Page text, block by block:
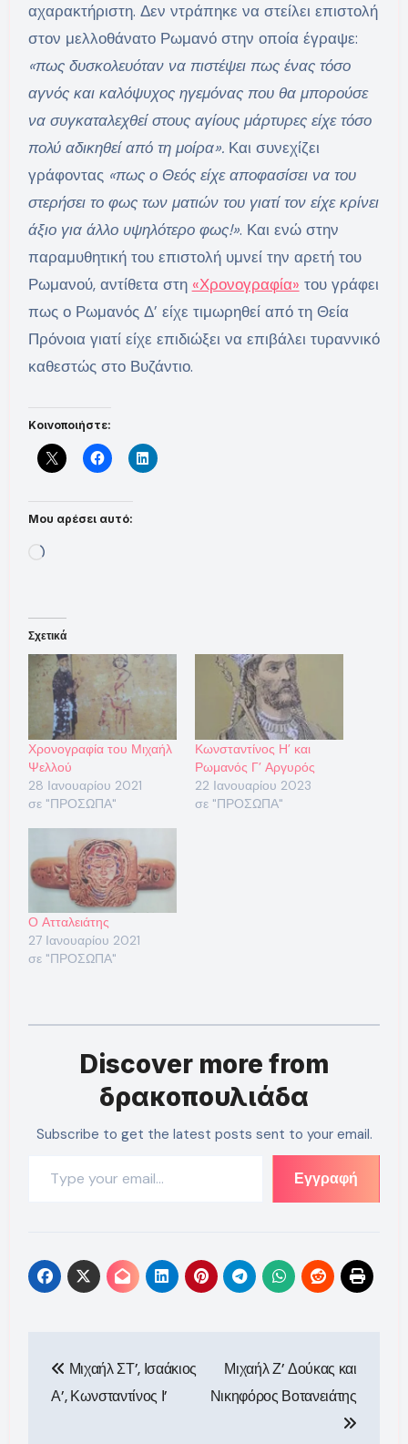
αχαρακτήριστη. Δεν ντράπηκε να στείλει επιστολή
στον μελλοθάνατο Ρωμανό στην οποία έγραψε:
«πως δυσκολευόταν να πιστέψει πως ένας τόσο
αγνός και καλόψυχος ηγεμόνας που θα μπορούσε
να συγκαταλεχθεί στους αγίους μάρτυρες είχε τόσο
πολύ αδικηθεί από τη μοίρα». Και συνεχίζει
γράφοντας «πως ο Θεός είχε αποφασίσει να του
στερήσει το φως των ματιών του γιατί τον είχε κρίνει
άξιο για άλλο υψηλότερο φως!». Και ενώ στην
παραμυθητική του επιστολή υμνεί την αρετή του
Ρωμανού, αντίθετα στη «Χρονογραφία» του γράφει
πως ο Ρωμανός Δ’ είχε τιμωρηθεί από τη Θεία
Πρόνοια γιατί είχε επιδιώξει να επιβάλει τυραννικό
καθεστώς στο Βυζάντιο.
Κοινοποιήστε:
Μου αρέσει αυτό:
Loading…
Σχετικά
Χρονογραφία του Μιχαήλ
Ψελλού
28 Ιανουαρίου 2021
σε "ΠΡΟΣΩΠΑ"
Κωνσταντίνος Η’ και
Ρωμανός Γ’ Αργυρός
22 Ιανουαρίου 2023
σε "ΠΡΟΣΩΠΑ"
Ο Ατταλειάτης
27 Ιανουαρίου 2021
σε "ΠΡΟΣΩΠΑ"
Discover more from
δρακοπουλιάδα
Subscribe to get the latest posts sent to your email.
Εγγραφή
άρθρων
Μιχαήλ ΣΤ’, Ισαάκιος
Α’, Κωνσταντίνος Ι’
Μιχαήλ Ζ’ Δούκας και
Νικηφόρος Βοτανειάτης